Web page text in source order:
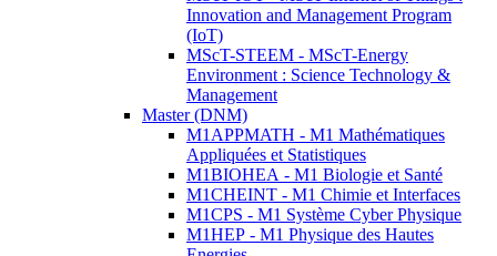
Innovation and Management Program
(IoT)
MScT-STEEM - MScT-Energy
Environment : Science Technology &
Management
Master (DNM)
M1APPMATH - M1 Mathématiques
Appliquées et Statistiques
M1BIOHEA - M1 Biologie et Santé
M1CHEINT - M1 Chimie et Interfaces
M1CPS - M1 Système Cyber Physique
M1HEP - M1 Physique des Hautes